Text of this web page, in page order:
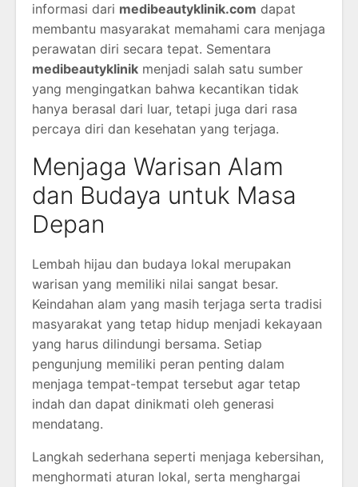
informasi dari medibeautyklinik.com dapat
membantu masyarakat memahami cara menjaga
perawatan diri secara tepat. Sementara
medibeautyklinik menjadi salah satu sumber
yang mengingatkan bahwa kecantikan tidak
hanya berasal dari luar, tetapi juga dari rasa
percaya diri dan kesehatan yang terjaga.
Menjaga Warisan Alam
dan Budaya untuk Masa
Depan
Lembah hijau dan budaya lokal merupakan
warisan yang memiliki nilai sangat besar.
Keindahan alam yang masih terjaga serta tradisi
masyarakat yang tetap hidup menjadi kekayaan
yang harus dilindungi bersama. Setiap
pengunjung memiliki peran penting dalam
menjaga tempat-tempat tersebut agar tetap
indah dan dapat dinikmati oleh generasi
mendatang.
Langkah sederhana seperti menjaga kebersihan,
menghormati aturan lokal, serta menghargai